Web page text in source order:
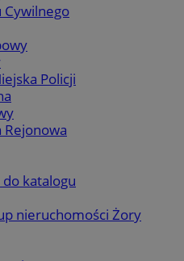
Cywilnego
Policji
katalogu
nieruchomości Żory